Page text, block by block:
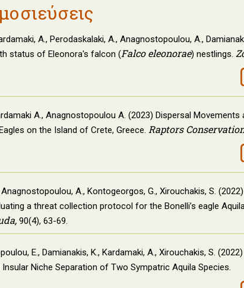
A., Perodaskalaki, A., Anagnostopoulou, A.,
status of Eleonora's falcon (Falco eleonorae) nestlings.
A., Anagnostopoulou A. (2023) Dispersal Movements
on the Island of Crete, Greece. Raptors
A., Kontogeorgos, G., Xirouchakis, S.
a threat collection protocol for the Bonelli’s eagle
90(4), 63-69.
E., Damianakis, K., Kardamaki, A., Xirouchakis, S. (2022)
Niche Separation of Two Sympatric Aquila Species.